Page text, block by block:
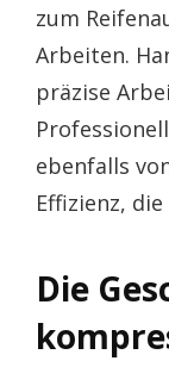
zum
Arbeiten.
präzise
ebenfalls
Effizienz,
Die